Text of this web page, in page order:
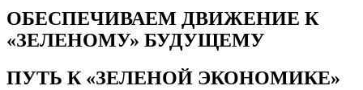
ОБЕСПЕЧИВАЕМ ДВИЖЕНИЕ К
«ЗЕЛЕНОМУ» БУДУЩЕМУ
ПУТЬ К«ЗЕЛЕНОЙ ЭКОНОМИКЕ»